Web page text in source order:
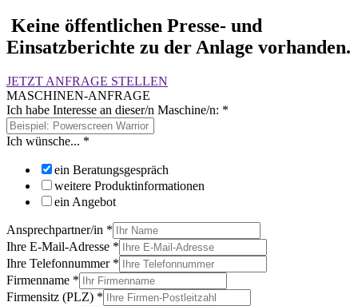
Keine öffentlichen Presse- und
Einsatzberichte zu der Anlage vorhanden.
JETZT ANFRAGE STELLEN
MASCHINEN-ANFRAGE
Ich habe Interesse an dieser/n Maschine/n: *
Ich wünsche... *
ein Beratungsgespräch
weitere Produktinformationen
ein Angebot
Ansprechpartner/in *
Ihre E-Mail-Adresse *
Ihre Telefonnummer *
Firmenname *
Firmensitz (PLZ) *